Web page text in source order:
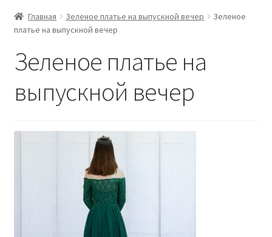
Главная Зеленое платье на выпускной вечер
Зеленое
платье на выпускной вечер
Зеленое платье на
выпускной вечер